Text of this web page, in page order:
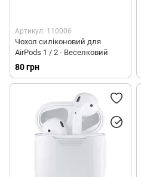
Артикул: 110006
Чохол силіконовий для
AirPods 1 / 2 - Веселковий
80 грн